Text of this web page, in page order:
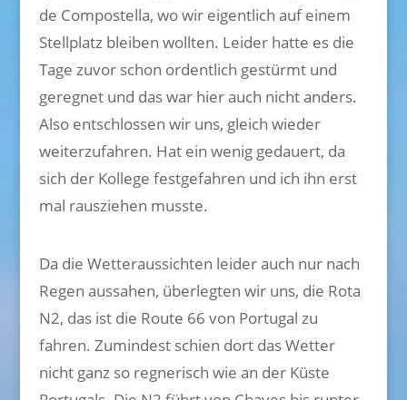
de Compostella, wo wir eigentlich auf einem
Stellplatz bleiben wollten. Leider hatte es die
Tage zuvor schon ordentlich gestürmt und
geregnet und das war hier auch nicht anders.
Also entschlossen wir uns, gleich wieder
weiterzufahren. Hat ein wenig gedauert, da
sich der Kollege festgefahren und ich ihn erst
mal rausziehen musste.
Da die Wetteraussichten leider auch nur nach
Regen aussahen, überlegten wir uns, die Rota
N2, das ist die Route 66 von Portugal zu
fahren. Zumindest schien dort das Wetter
nicht ganz so regnerisch wie an der Küste